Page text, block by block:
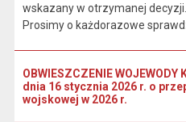
wskazany w otrzymanej decyzji.
Prosimy o każdorazowe
OBWIESZCZENIE WOJEWODY
dnia 16 stycznia 2026 r. o
wojskowej w 2026 r.